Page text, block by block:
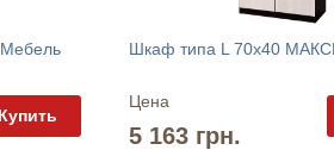
Купить
Шкаф типа L 70х40
Цена
5 163 грн.